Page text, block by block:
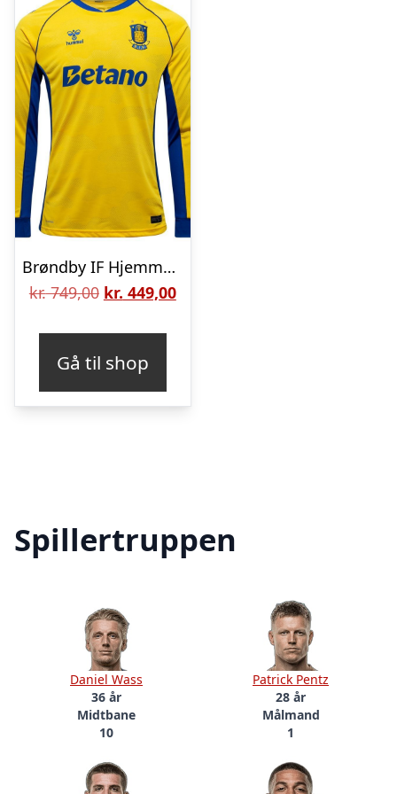
Brøndby IF Hjemmebanetrøje 2025/26 Lange Ærmer
kr.749,00 Den
var:
kr. 749,00.
kr. 449,00Den
kr. 449,00.
Gå til shop
Spillertruppen
Daniel Wass
36 år
Midtbane
10
Patrick Pentz
28 år
Målmand
1